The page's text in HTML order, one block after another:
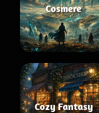
Cosmere
Cozy Fantasy